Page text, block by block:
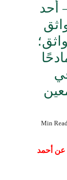
أحد
عن أحمد